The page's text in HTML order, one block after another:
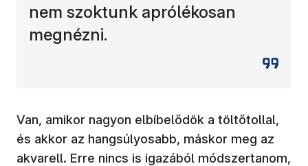
nem szoktunk aprólékosan
megnézni.
Van, amikor nagyon elbíbelődök a töltőtollal,
és akkor az hangsúlyosabb, máskor meg az
akvarell. Erre nincs is igazából módszertanom,